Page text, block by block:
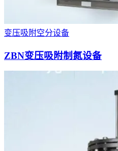
变压吸附空分设备
ZBN变压吸附制氮设备